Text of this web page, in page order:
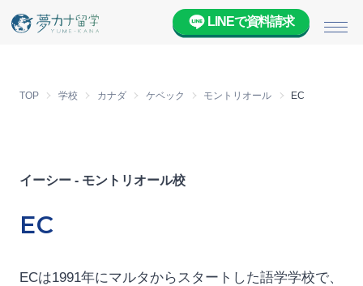
メ
LINEで資料請求
TOP 学校 カナダ ケベック モントリオール EC
イーシー - モントリオール校
EC
ECは1991年にマルタからスタートした語学学校で、